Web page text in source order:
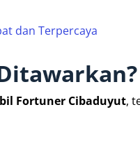
dan Terpercaya
Fortuner Cibaduyut,